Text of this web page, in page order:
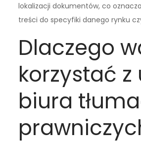
lokalizacji dokumentów, co
treści do specyfiki danego rynku
Dlaczego
korzystać z
biura